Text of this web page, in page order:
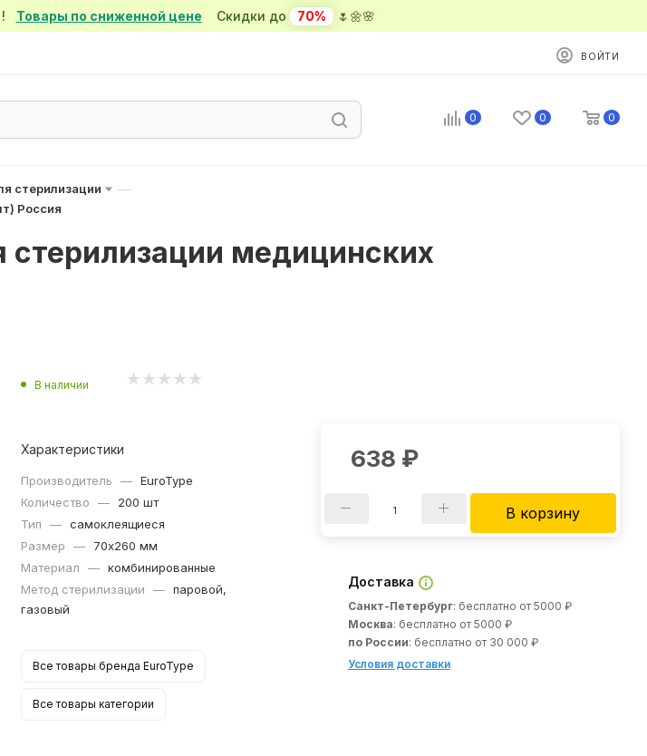
! Товары по сниженной цене Скидки до 70% 🌷🌼🌸
ВОЙТИ
0 0 0
стерилизации —
Россия
медицинских
В наличии
Характеристики
Производитель — EuroType
Количество
—
200 шт
Тип
— самоклеящиеся
Размер
—
70х260 мм
Материал
— комбинированные
Метод стерилизации
— паровой,
газовый
Все товары бренда EuroType
Все товары категории
638 ₽
В корзину
Доставка
Санкт-Петербург: бесплатно от 5000 ₽
Москва: бесплатно от 5000 ₽
по России: бесплатно от 30 000 ₽
Условия доставки